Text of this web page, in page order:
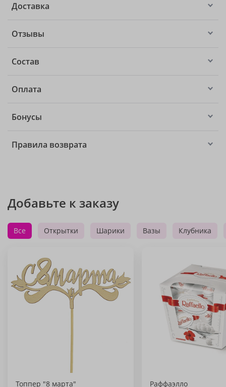
Доставка
Отзывы
Состав
Оплата
Бонусы
Правила возврата
Добавьте к заказу
Все Открытки Шарики Вазы Клубника
Топпер "8 марта" Раффаэлло